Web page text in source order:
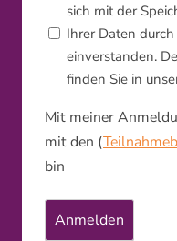
sich mit der
Ihrer Daten
einverstanden.
finden Sie in
Mit meiner
mit den (
bin